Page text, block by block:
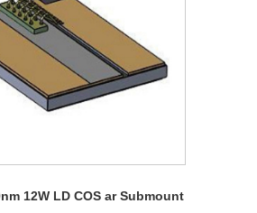
12W LD COS ar Submount